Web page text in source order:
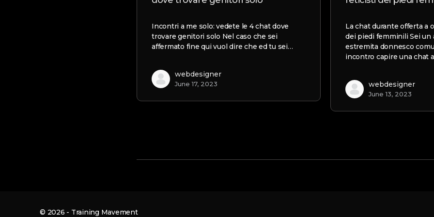
Incontri a me solo: vedete le 4 chat dove
trovare genitori solo Nel caso che sei
affermato fine qui vuol dire che ed tu sei…
webdesigner
June 17, 2023
La chat durante offerta a
dei piedi femminili Sei un
estremita donnesco
incontro capire una chat
webdesigner
June 13, 2023
© 2026 - Training Mavement